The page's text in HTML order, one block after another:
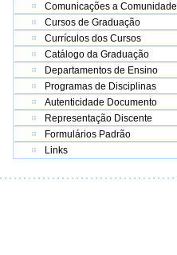
Comunicações a Comunidade
Cursos de Graduação
Currículos dos Cursos
Catálogo da Graduação
Departamentos de Ensino
Programas de Disciplinas
Autenticidade Documento
Representação Discente
Formulários Padrão
Links